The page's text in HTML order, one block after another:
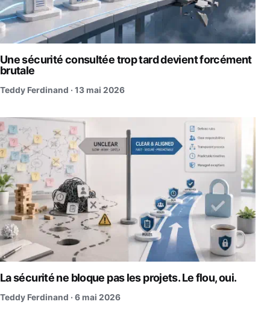
Une sécurité consultée trop tard devient forcément
brutale
Teddy Ferdinand · 13 mai 2026
La sécurité ne bloque pas les projets. Le flou, oui.
Teddy Ferdinand · 6 mai 2026